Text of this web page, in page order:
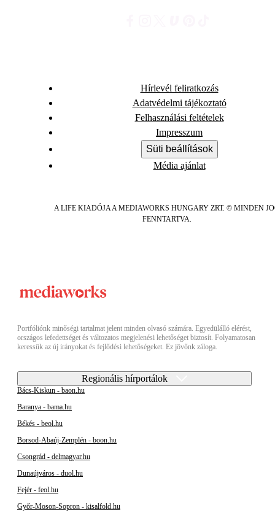
Hírlevél feliratkozás
Adatvédelmi tájékoztató
Felhasználási feltételek
Impresszum
Süti beállítások
Média ajánlat
A LIFE KIADÓJA A MEDIAWORKS HUNGARY ZRT. © MINDEN
FENNTARTVA.
Portfóliónk minőségi tartalmat jelent minden olvasó számára. Egyedülálló elérést,
országos lefedettséget és változatos megjelenési lehetőséget biztosít. Folyamatosan
keressük az új irányokat és fejlődési lehetőségeket. Ez jövőnk záloga.
Regionális hírportálok
Bács-Kiskun - baon.hu
Baranya - bama.hu
Békés - beol.hu
Borsod-Abaúj-Zemplén - boon.hu
Csongrád - delmagyar.hu
Dunaújváros - duol.hu
Fejér - feol.hu
Győr-Moson-Sopron - kisalfold.hu